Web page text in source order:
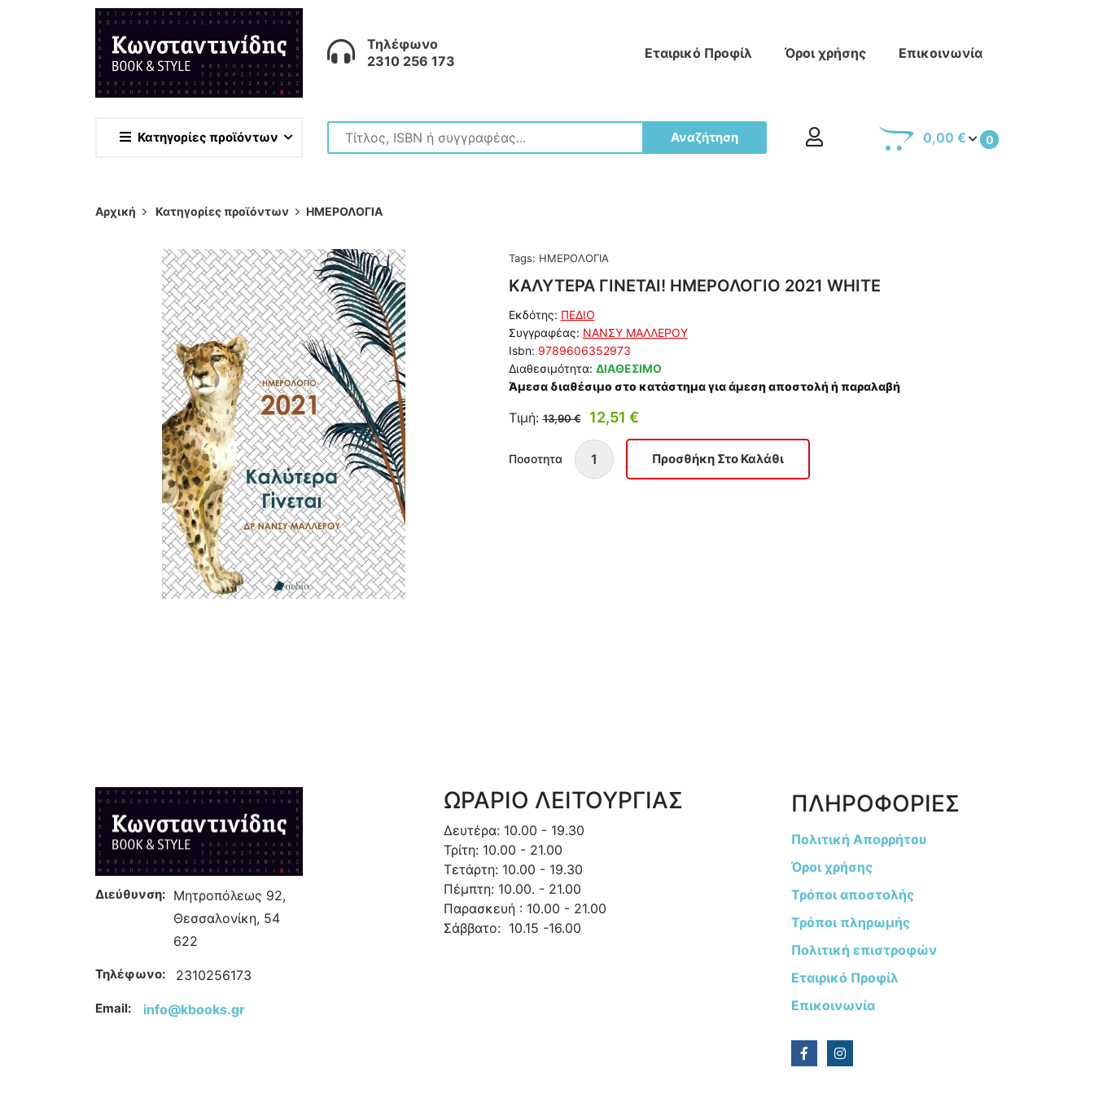
Τηλέφωνο
2310 256 173
Εταιρικό Προφίλ Όροι χρήσης Επικοινωνία
Κατηγορίες προϊόντων Αναζήτηση 0
0,00 €
Αρχική Κατηγορίες προϊόντων ΗΜΕΡΟΛΟΓΙΑ
Tags: ΗΜΕΡΟΛΟΓΙΑ
ΚΑΛΥΤΕΡΑ ΓΙΝΕΤΑΙ! ΗΜΕΡΟΛΟΓΙΟ 2021 WHITE
Εκδότης: ΠΕΔΙΟ
Συγγραφέας: ΝΑΝΣΥ ΜΑΛΛΕΡΟΥ
Isbn: 9789606352973
Διαθεσιμότητα: ΔΙΑΘΕΣΙΜΟ
Άμεσα διαθέσιμο στο κατάστημα για άμεση αποστολή ή παραλαβή
Τιμή:13,90 € 12,51 €
Ποσοτητα
Διεύθυνση: Μητροπόλεως 92,
Θεσσαλονίκη, 54
622
Τηλέφωνο: 2310256173
Email: info@kbooks.gr
ΩΡΑΡΙΟ ΛΕΙΤΟΥΡΓΙΑΣ
Δευτέρα: 10.00 - 19.30
Τρίτη: 10.00 - 21.00
Τετάρτη: 10.00 - 19.30
Πέμπτη: 10.00. - 21.00
Παρασκευή : 10.00 - 21.00
Σάββατο: 10.15 -16.00
ΠΛΗΡΟΦΟΡΙΕΣ
Πολιτική Απορρήτου
Όροι χρήσης
Τρόποι αποστολής
Τρόποι πληρωμής
Πολιτική επιστροφών
Εταιρικό Προφίλ
Επικοινωνία